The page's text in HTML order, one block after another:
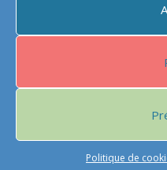
Politique de
Ce site est
s d’utilisation